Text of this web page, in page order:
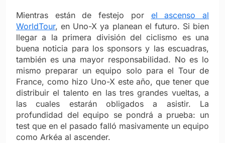
Mientras están de festejo por el ascenso al
WorldTour, en Uno-X ya planean el futuro. Si bien
llegar a la primera división del ciclismo es una
buena noticia para los sponsors y las escuadras,
también es una mayor responsabilidad. No es lo
mismo preparar un equipo solo para el Tour de
France, como hizo Uno-X este año, que tener que
distribuir el talento en las tres grandes vueltas, a
las cuales estarán obligados a asistir. La
profundidad del equipo se pondrá a prueba: un
test que en el pasado falló masivamente un equipo
como Arkéa al ascender.